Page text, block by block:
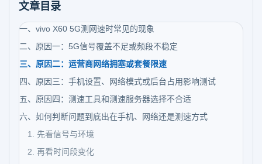
文章目录
一、vivo X60 5G测网速时常见的现象
二、原因一：5G信号覆盖不足或频段不稳定
三、原因二：运营商网络拥塞或套餐限速
四、原因三：手机设置、网络模式或后台占用影响测试
五、原因四：测速工具和测速服务器选择不合适
六、如何判断问题到底出在手机、网络还是测速方式
1. 先看信号与环境
2. 再看时间段变化